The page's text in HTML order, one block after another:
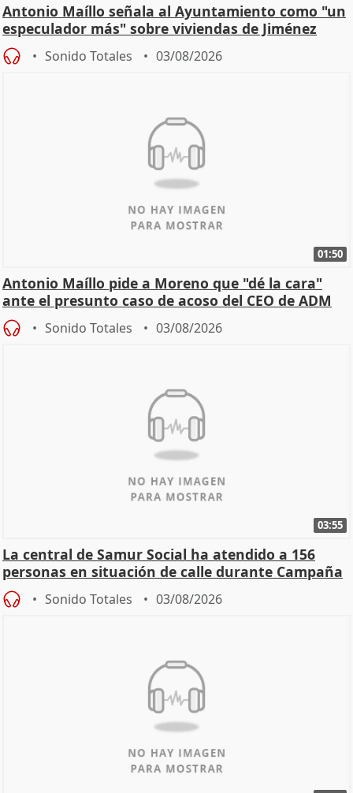
Antonio Maíllo señala al Ayuntamiento como "un
especulador más" sobre viviendas de Jiménez
Becerril
Sonido Totales 03/08/2026
01:50
Antonio Maíllo pide a Moreno que "dé la cara"
ante el presunto caso de acoso del CEO de ADM
Sonido Totales 03/08/2026
03:55
La central de Samur Social ha atendido a 156
personas en situación de calle durante Campaña
de Calor
Sonido Totales 03/08/2026